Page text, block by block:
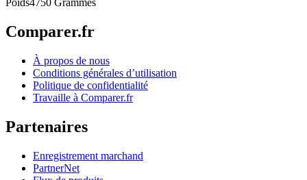
Poids4750 Grammes
Comparer.fr
À propos de nous
Conditions générales d’utilisation
Politique de confidentialité
Travaille à Comparer.fr
Partenaires
Enregistrement marchand
PartnerNet